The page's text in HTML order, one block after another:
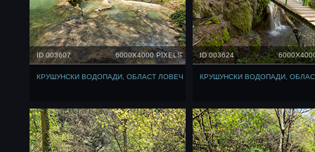
ID 003607 6000X4000 PIXELS
КРУШУНСКИ ВОДОПАДИ, ОБЛАСТ ЛОВЕЧ
ID 003624
КРУШУНСКИ ВОДОПАДИ,